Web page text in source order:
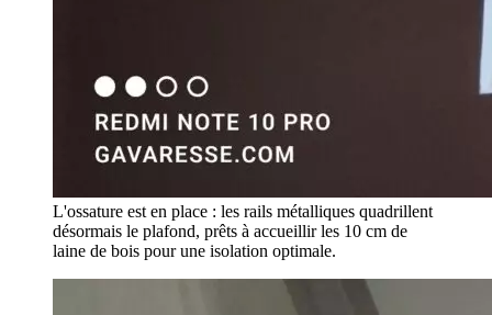
L'ossature est en place : les rails métalliques quadrillent
désormais le plafond, prêts à accueillir les 10 cm de
laine de bois pour une isolation optimale.